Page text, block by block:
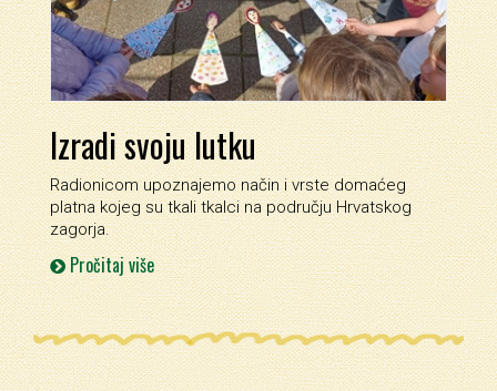
Izradi svoju lutku
Radionicom upoznajemo način i vrste domaćeg
platna kojeg su tkali tkalci na području Hrvatskog
zagorja.
Pročitaj više